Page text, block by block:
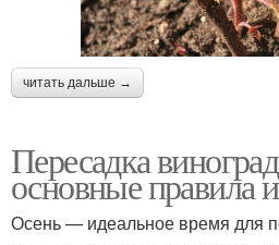
читать дальше →
Пересадка
основные правила
Осень — идеальное время для